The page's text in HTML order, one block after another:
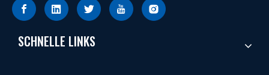
SCHNELLE LINKS